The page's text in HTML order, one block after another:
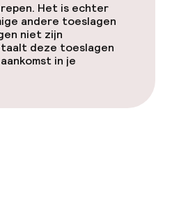
Het is echter
andere toeslagen
niet zijn
deze toeslagen
in je